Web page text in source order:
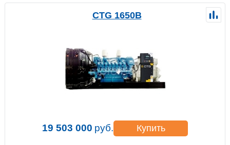
CTG 1650B
19 503 000 руб. Купить